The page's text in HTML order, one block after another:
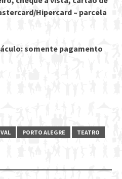
Hipercard – parcela
somente pagamento
PORTO ALEGRE
TEATRO